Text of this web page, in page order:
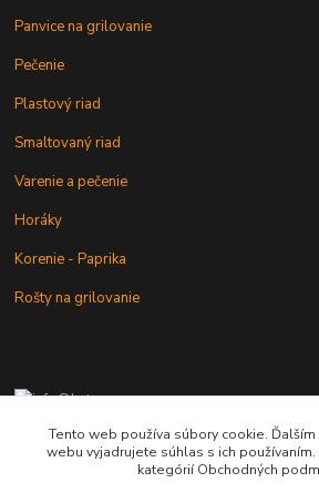
Panvice na grilovanie
Pečenie
Plastový riad
Smaltovaný riad
Varenie a pečenie
Horáky
Korenie - Paprika
Rošty na grilovanie
+421 902 212 007
od 8:00 - do 16:00 hod
Tento web používa súbory cookie.
webu vyjadrujete súhlas s ich
kategórií Obchodných